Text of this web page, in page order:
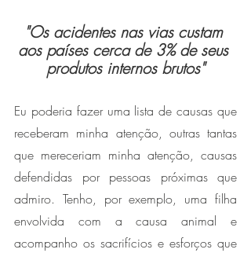
"Os acidentes nas vias custam
aos países cerca de 3% de seus
produtos internos brutos"
Eu poderia fazer uma lista de causas que
receberam minha atenção, outras tantas
que mereceriam minha atenção, causas
defendidas por pessoas próximas que
admiro. Tenho, por exemplo, uma filha
envolvida com a causa animal e
acompanho os sacrifícios e esforços que